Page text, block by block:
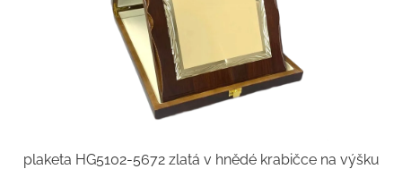
plaketa HG5102-5672 zlatá v hnědé krabičce na výšku